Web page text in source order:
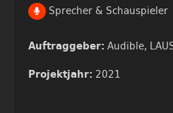
Sprecher & Schauspieler
Auftraggeber: Audible,
Projektjahr: 2021